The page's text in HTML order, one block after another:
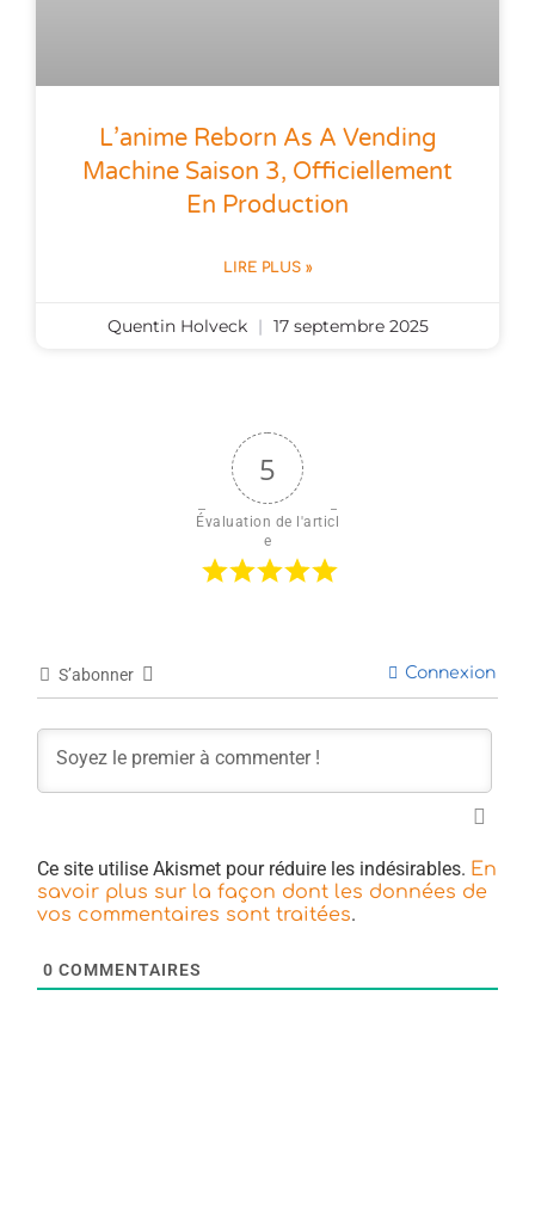
L’anime Reborn As A Vending
Machine Saison 3, Officiellement
En Production
LIRE PLUS »
Quentin Holveck 17 septembre 2025
5
Évaluation de l'articl
e
S’abonner Connexion
Ce site utilise Akismet pour réduire les indésirables. En
savoir plus sur la façon dont les données de
vos commentaires sont traitées.
0 COMMENTAIRES